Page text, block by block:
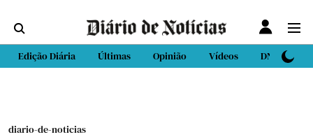
Edição Diária Últimas Opinião Vídeos DN Sport
diario-de-noticias